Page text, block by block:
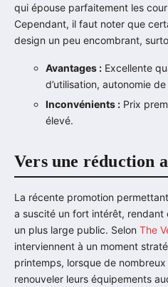
qui épouse parfaitement les
Cependant, il faut noter que
design un peu encombrant,
Avantages : Excellente
d’utilisation, autonomie
Inconvénients : Prix
élevé.
Vers une réduction
La récente promotion
a suscité un fort intérêt, rendant
un plus large public. Selon The
interviennent à un moment
printemps, lorsque de
renouveler leurs équipements